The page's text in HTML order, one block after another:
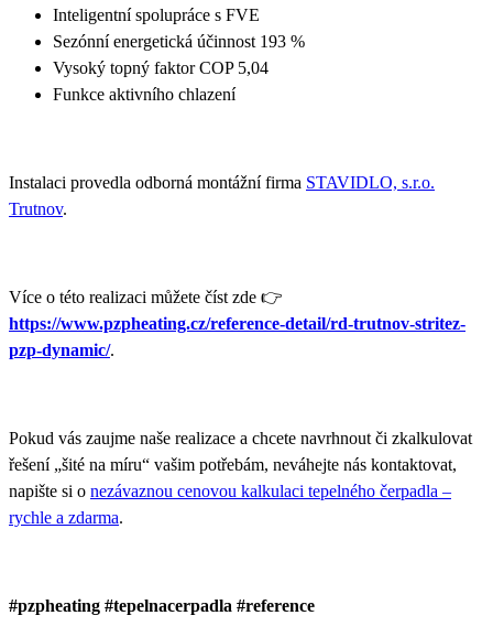
Inteligentní spolupráce s FVE
Sezónní energetická účinnost 193 %
Vysoký topný faktor COP 5,04
Funkce aktivního chlazení
Instalaci provedla odborná montážní firma STAVIDLO, s.r.o.
Trutnov.
Více o této realizaci můžete číst zde 👉
https://www.pzpheating.cz/reference-detail/rd-trutnov-stritez-
pzp-dynamic/.
Pokud vás zaujme naše realizace a chcete navrhnout či zkalkulovat
řešení „šité na míru“ vašim potřebám, neváhejte nás kontaktovat,
napište si o nezávaznou cenovou kalkulaci tepelného čerpadla –
rychle a zdarma.
#pzpheating #tepelnacerpadla #reference